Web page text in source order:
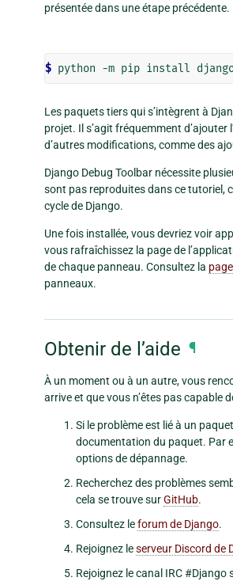
présentée dans une étape précédente.
$ python -m pip install
Les paquets tiers qui s’intègrent à
projet. Il s’agit fréquemment
d’autres modifications, comme des
Django Debug Toolbar nécessite
sont pas reproduites dans ce tutoriel,
cycle de Django.
Une fois installée, vous devriez voir
vous rafraîchissez la page de
de chaque panneau. Consultez la
panneaux.
Obtenir de l’aide ¶
À un moment ou à un autre, vous
arrive et que vous n’êtes pas capable
Si le problème est lié à un
documentation du paquet. Par
options de dépannage.
Recherchez des problèmes
cela se trouve surGitHub.
Consultez leforum de Django.
Rejoignez leserveur Discord de
Rejoignez le canal IRC #Django